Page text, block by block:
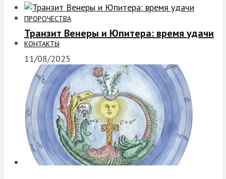
ПРОРОЧЕСТВА
КОНТАКТЫ
Транзит Венеры и Юпитера: время удачи
11/08/2025